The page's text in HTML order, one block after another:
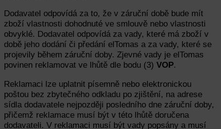
Dodavatel odpovídá za to, že v záruční době bude mít
zboží vlastnosti dohodnuté ve smlouvě nebo vlastnosti
obvyklé. Dodavatel odpovídá za vady, které má zboží v
době jeho dodání či předání elTomas a za vady, které se
projevily během záruční doby. Zjevné vady je elTomas
povinen reklamovat ve lhůtě dle bodu (3) VOP.
Reklamaci lze uplatnit písemně nebo elektronickou
poštou bez zbytečného odkladu po zjištění, na adrese
sídla dodavatele nejpozději posledního dne záruční doby,
přičemž reklamace musí být v této lhůtě doručena
dodavateli. V reklamaci musí být vady popsány a musí